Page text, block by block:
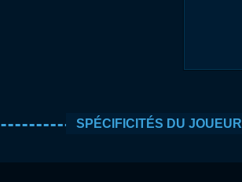
SPÉCIFICITÉS DU JOUEUR